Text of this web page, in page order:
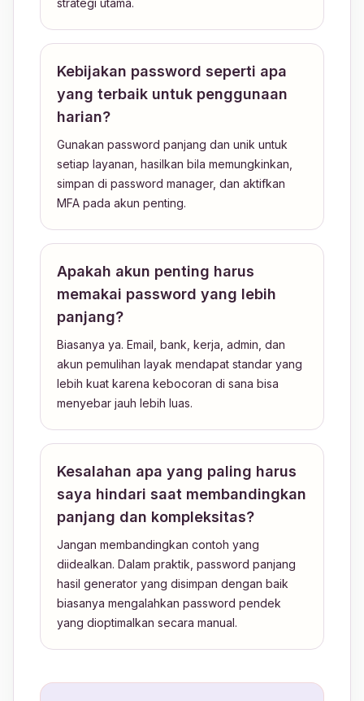
strategi utama.
Kebijakan password seperti apa
yang terbaik untuk penggunaan
harian?
Gunakan password panjang dan unik untuk
setiap layanan, hasilkan bila memungkinkan,
simpan di password manager, dan aktifkan
MFA pada akun penting.
Apakah akun penting harus
memakai password yang lebih
panjang?
Biasanya ya. Email, bank, kerja, admin, dan
akun pemulihan layak mendapat standar yang
lebih kuat karena kebocoran di sana bisa
menyebar jauh lebih luas.
Kesalahan apa yang paling harus
saya hindari saat membandingkan
panjang dan kompleksitas?
Jangan membandingkan contoh yang
diidealkan. Dalam praktik, password panjang
hasil generator yang disimpan dengan baik
biasanya mengalahkan password pendek
yang dioptimalkan secara manual.